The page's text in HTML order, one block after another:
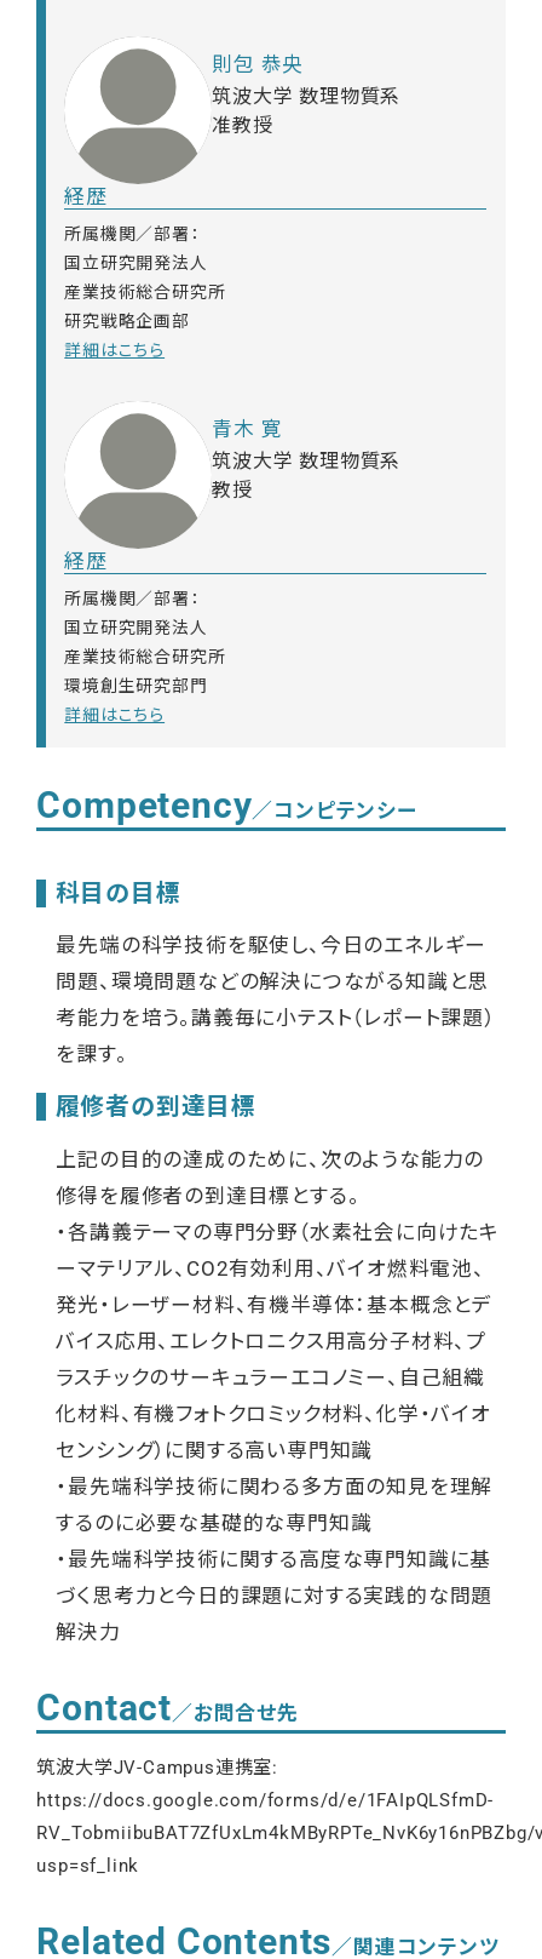
則包 恭央
筑波大学 数理物質系
准教授
経歴
所属機関／部署：
国立研究開発法人
産業技術総合研究所
研究戦略企画部
詳細はこちら
青木 寛
筑波大学 数理物質系
教授
経歴
所属機関／部署：
国立研究開発法人
産業技術総合研究所
環境創生研究部門
詳細はこちら
Competency／コンピテンシー
科目の目標
最先端の科学技術を駆使し、今日のエネルギー
問題、環境問題などの解決につながる知識と思
考能力を培う。講義毎に小テスト（レポート課題）
を課す。
履修者の到達目標
上記の目的の達成のために、次のような能力の
修得を履修者の到達目標とする。
・各講義テーマの専門分野（水素社会に向けたキ
ーマテリアル、CO2有効利用、バイオ燃料電池、
発光・レーザー材料、有機半導体：基本概念とデ
バイス応用、エレクトロニクス用高分子材料、プ
ラスチックのサーキュラーエコノミー、自己組織
化材料、有機フォトクロミック材料、化学・バイオ
センシング）に関する高い専門知識
・最先端科学技術に関わる多方面の知見を理解
するのに必要な基礎的な専門知識
・最先端科学技術に関する高度な専門知識に基
づく思考力と今日的課題に対する実践的な問題
解決力
Contact／お問合せ先
筑波大学JV-Campus連携室:
https://docs.google.com/forms/d/e/1FAIpQLSfmD-
usp=sf_link
Related Contents／関連コンテンツ